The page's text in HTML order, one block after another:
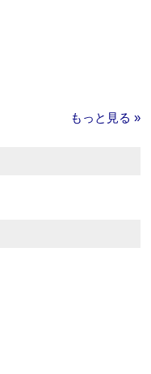
もっと見る »